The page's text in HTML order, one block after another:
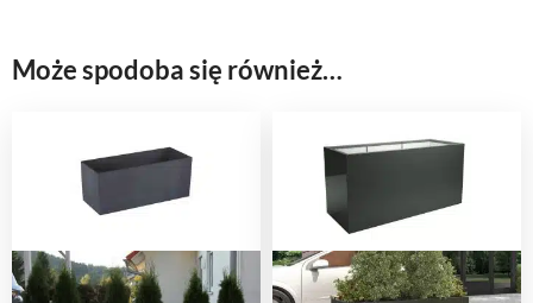
Może spodoba się również…